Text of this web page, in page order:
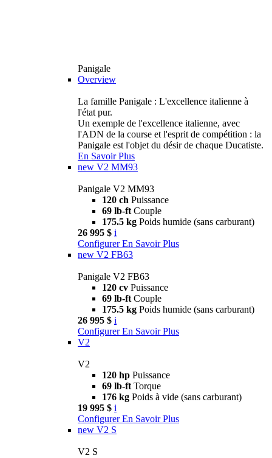
Panigale
Overview
La famille Panigale : L'excellence italienne à
l'état pur.
Un exemple de l'excellence italienne, avec
l'ADN de la course et l'esprit de compétition : la
Panigale est l'objet du désir de chaque Ducatiste.
En Savoir Plus
new V2 MM93
Panigale V2 MM93
120 ch Puissance
69 lb-ft Couple
175.5 kg Poids humide (sans carburant)
26 995 $ i
Configurer En Savoir Plus
new V2 FB63
Panigale V2 FB63
120 cv Puissance
69 lb-ft Couple
175.5 kg Poids humide (sans carburant)
26 995 $ i
Configurer En Savoir Plus
V2
V2
120 hp Puissance
69 lb-ft Torque
176 kg Poids à vide (sans carburant)
19 995 $ i
Configurer En Savoir Plus
new V2 S
V2 S